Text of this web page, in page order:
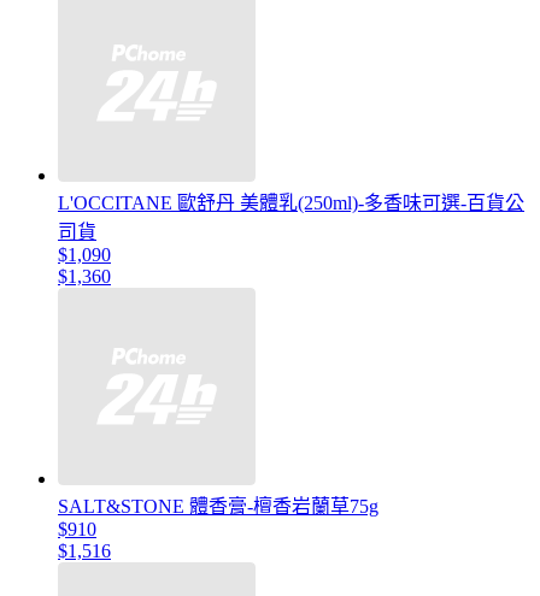
L'OCCITANE 歐舒丹 美體乳(250ml)-多香味可選-百貨公
司貨
$1,090
$1,360
SALT&STONE 體香膏-檀香岩蘭草75g
$910
$1,516